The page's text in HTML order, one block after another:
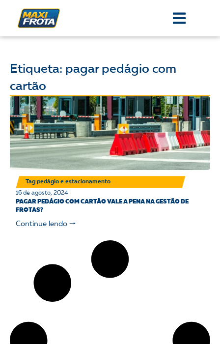
Etiqueta: pagar pedágio com
cartão
Tag pedágio e estacionamento
16 de agosto, 2024
PAGAR PEDÁGIO COM CARTÃO VALE A PENA NA GESTÃO DE
FROTAS?
Continue lendo 🠒